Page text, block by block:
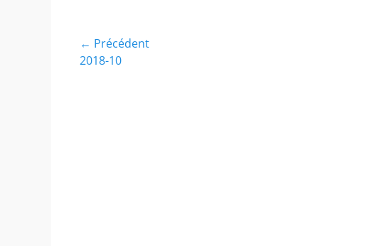
Navigation
de
← Précédent
Article
2018-10